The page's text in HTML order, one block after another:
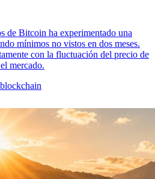
de Bitcoin ha experimentado una
mínimos no vistos en dos meses.
con la fluctuación del precio de
mercado.
blockchain